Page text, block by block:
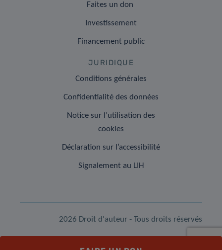
Faites un don
Investissement
Financement public
JURIDIQUE
Conditions générales
Confidentialité des données
Notice sur l’utilisation des
cookies
Déclaration sur l’accessibilité
Signalement au LIH
2026 Droit d'auteur - Tous droits réservés